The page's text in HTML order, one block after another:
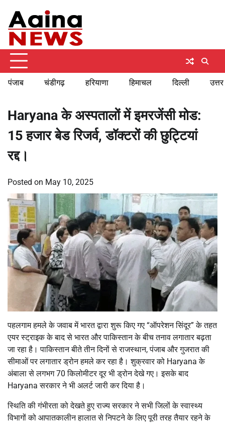
content
पंजाब चंडीगढ़ हरियाणा हिमाचल दिल्ली
Haryana के अस्पतालों में इमरजेंसी मोड:
15 हजार बेड रिजर्व, डॉक्टरों की छुट्टियां
रद्द।
Posted on May 10, 2025
पहलगाम हमले के जवाब में भारत द्वारा शुरू किए गए “ऑपरेशन सिंदूर” के तहत
एयर स्ट्राइक के बाद से भारत और पाकिस्तान के बीच तनाव लगातार बढ़ता
जा रहा है। पाकिस्तान बीते तीन दिनों से राजस्थान, पंजाब और गुजरात की
सीमाओं पर लगातार ड्रोन हमले कर रहा है। शुक्रवार को Haryana के
अंबाला से लगभग 70 किलोमीटर दूर भी ड्रोन देखे गए। इसके बाद
Haryana सरकार ने भी अलर्ट जारी कर दिया है।
स्थिति की गंभीरता को देखते हुए राज्य सरकार ने सभी जिलों के स्वास्थ्य
विभागों को आपातकालीन हालात से निपटने के लिए पूरी तरह तैयार रहने के